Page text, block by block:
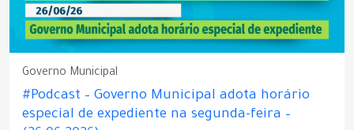
Governo Municipal
#Podcast – Governo Municipal adota horário
especial de expediente na segunda-feira –